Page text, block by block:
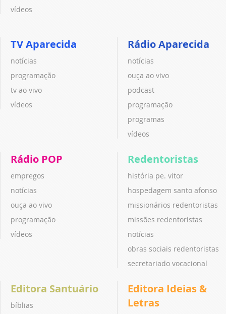
vídeos
TV Aparecida
notícias
programação
tv ao vivo
vídeos
Rádio Aparecida
notícias
ouça ao vivo
podcast
programação
programas
vídeos
Rádio POP
empregos
notícias
ouça ao vivo
programação
vídeos
Redentoristas
história pe. vitor
hospedagem santo afonso
missionários redentoristas
missões redentoristas
notícias
obras sociais redentoristas
secretariado vocacional
Editora Santuário
bíblias
Editora Ideias &
Letras